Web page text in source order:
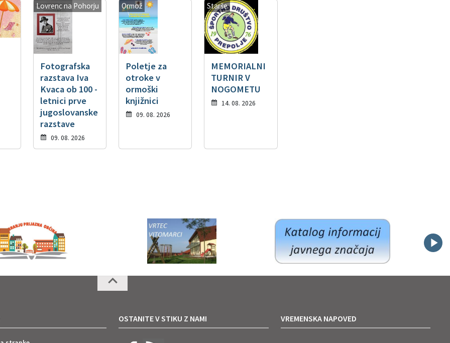
Lovrenc na Pohorju
Fotografska
razstava Iva
Kvaca ob 100 -
letnici prve
jugoslovanske
razstave
09. 08. 2026
Ormož
Poletje za
otroke v
ormoški
knjižnici
09. 08. 2026
Starše
MEMORIALNI
TURNIR V
NOGOMETU
14. 08. 2026
OSTANITE V STIKU Z NAMI VREMENSKA NAPOVED